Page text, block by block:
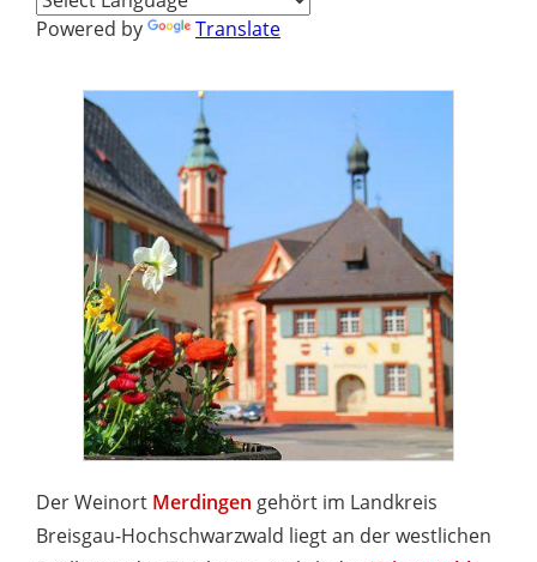
Powered by Translate
Der Weinort Merdingen gehört im Landkreis
Breisgau-Hochschwarzwald liegt an der westlichen